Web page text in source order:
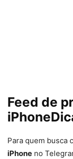
Feed de
Para quem busca
iPhone no